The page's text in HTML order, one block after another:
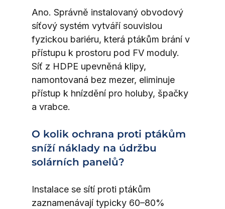
Ano. Správně instalovaný obvodový
síťový systém vytváří souvislou
fyzickou bariéru, která ptákům brání v
přístupu k prostoru pod FV moduly.
Síť z HDPE upevněná klipy,
namontovaná bez mezer, eliminuje
přístup k hnízdění pro holuby, špačky
a vrabce.
O kolik ochrana proti ptákům
sníží náklady na údržbu
solárních panelů?
Instalace se sítí proti ptákům
zaznamenávají typicky 60–80%